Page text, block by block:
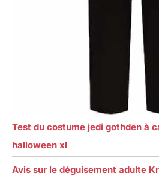
Test du costume jedi gothden à
halloween xl
Avis sur le déguisement adulte